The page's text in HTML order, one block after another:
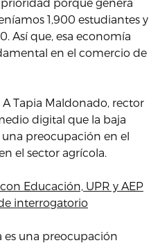
1,900 estudiantes y
Así que, esa economía
en el comercio de
Tapia Maldonado, rector
digital que la baja
preocupación en el
el sector agrícola.
Educación, UPR y AEP
interrogatorio
es una preocupación